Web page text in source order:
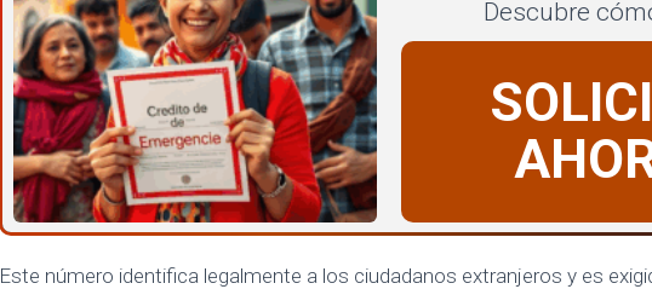
Descubre
Este número identifica legalmente a los ciudadanos extranjeros y es